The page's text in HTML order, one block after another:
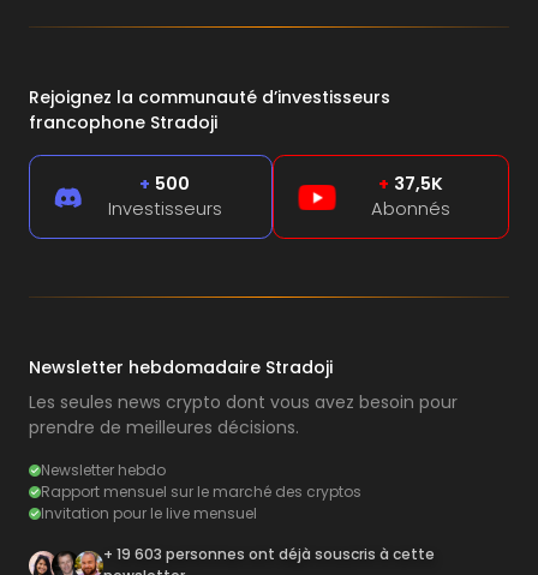
Rejoignez la communauté d’investisseurs
francophone Stradoji
+ 500
Investisseurs
+ 37,5K
Abonnés
Newsletter hebdomadaire Stradoji
Les seules news crypto dont vous avez besoin pour
prendre de meilleures décisions.
Newsletter hebdo
Rapport mensuel sur le marché des cryptos
Invitation pour le live mensuel
+ 19 603 personnes ont déjà souscris à cette